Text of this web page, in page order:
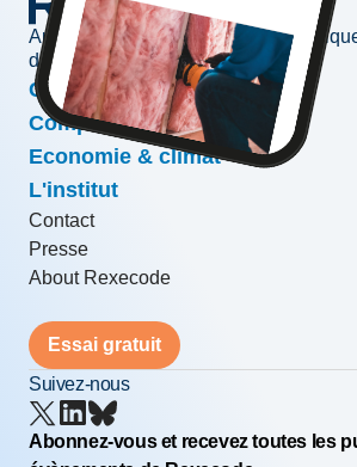
Au service de l'information
développement des entreprises
Conjoncture & prévisions
Compétitivité & croissance
Economie & climat
L'institut
Contact
Presse
About Rexecode
Essai gratuit
Suivez-nous
Abonnez-vous et recevez toutes les